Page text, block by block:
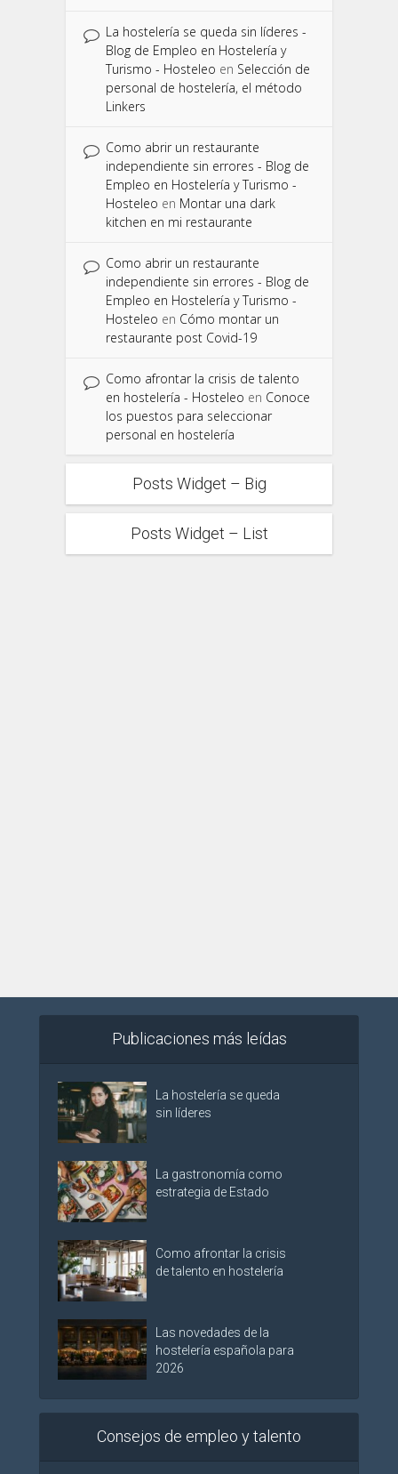
La hostelería se queda sin líderes -
Blog de Empleo en Hostelería y
Turismo - Hosteleo en Selección de
personal de hostelería, el método
Linkers
Como abrir un restaurante
independiente sin errores - Blog de
Empleo en Hostelería y Turismo -
Hosteleo en Montar una dark
kitchen en mi restaurante
Como abrir un restaurante
independiente sin errores - Blog de
Empleo en Hostelería y Turismo -
Hosteleo en Cómo montar un
restaurante post Covid-19
Como afrontar la crisis de talento
en hostelería - Hosteleo en Conoce
los puestos para seleccionar
personal en hostelería
Posts Widget – Big
Posts Widget – List
Publicaciones más leídas
La hostelería se queda
sin líderes
La gastronomía como
estrategia de Estado
Como afrontar la crisis
de talento en hostelería
Las novedades de la
hostelería española para
2026
Consejos de empleo y talento